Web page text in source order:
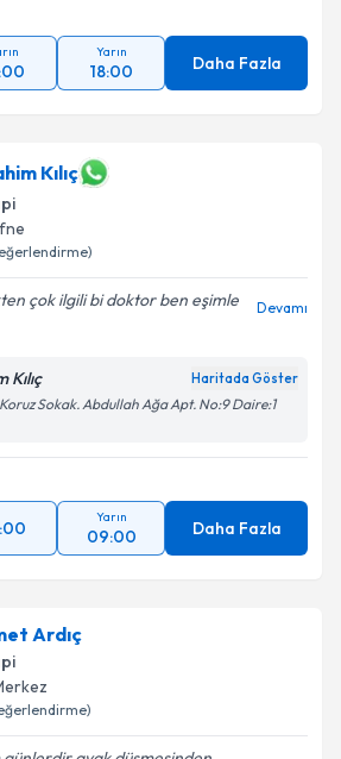
Yarın
18:00 Daha Fazla
Kılıç
çok ilgili bi doktor ben eşimle
Devamı
Haritada Göster
Sokak. Abdullah Ağa Apt. No:9 Daire:1
Yarın
09:00 Daha Fazla
Ardıç